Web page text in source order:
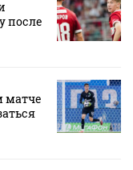
после
матче